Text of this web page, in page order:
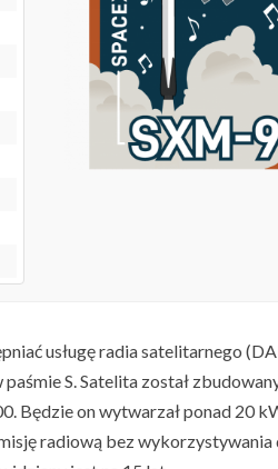
usługę radia satelitarnego
S. Satelita został
Będzie on wytwarzał ponad 20
radiową bez wykorzystywania